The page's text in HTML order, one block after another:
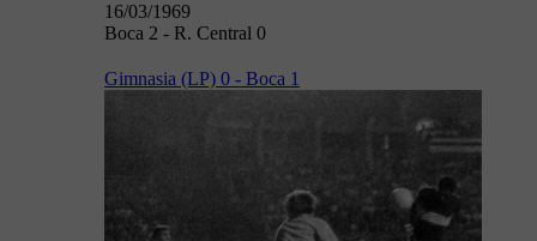
16/03/1969
Boca 2 - R. Central 0
Gimnasia (LP) 0 - Boca 1